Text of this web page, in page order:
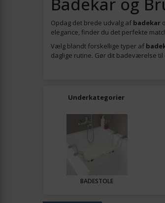
Opdag det brede udvalg af badekar
elegance, finder du det perfekte
Vælg blandt forskellige typer af
daglige rutine. Gør dit badeværelse
Underkategorier
BADESTOLE